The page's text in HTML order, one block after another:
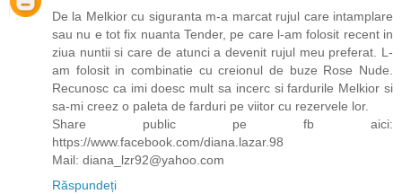
De la Melkior cu siguranta m-a marcat rujul care intamplare
sau nu e tot fix nuanta Tender, pe care l-am folosit recent in
ziua nuntii si care de atunci a devenit rujul meu preferat. L-
am folosit in combinatie cu creionul de buze Rose Nude.
Recunosc ca imi doesc mult sa incerc si fardurile Melkior si
sa-mi creez o paleta de farduri pe viitor cu rezervele lor.
Share public pe fb aici:
https://www.facebook.com/diana.lazar.98
Mail: diana_lzr92@yahoo.com
Răspundeți